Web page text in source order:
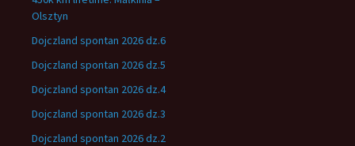
Olsztyn
Dojczland spontan 2026 dz.6
Dojczland spontan 2026 dz.5
Dojczland spontan 2026 dz.4
Dojczland spontan 2026 dz.3
Dojczland spontan 2026 dz.2